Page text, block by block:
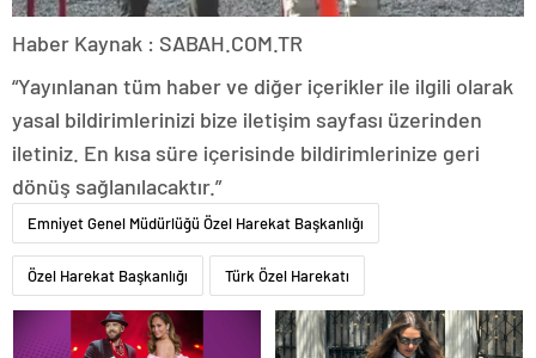
Haber Kaynak : SABAH.COM.TR
“Yayınlanan tüm haber ve diğer içerikler ile ilgili olarak
yasal bildirimlerinizi bize iletişim sayfası üzerinden
iletiniz. En kısa süre içerisinde bildirimlerinize geri
dönüş sağlanılacaktır.”
Emniyet Genel Müdürlüğü Özel Harekat Başkanlığı
Özel Harekat Başkanlığı Türk Özel Harekatı